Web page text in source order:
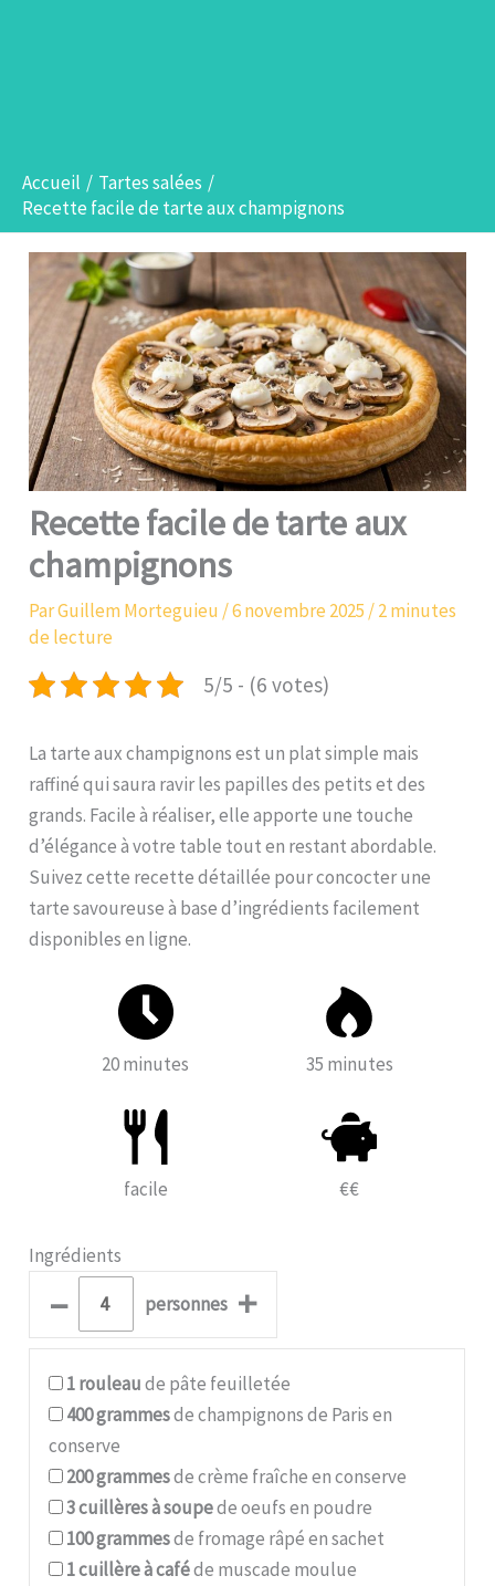
Accueil
Tartes salées
Recette facile de tarte aux champignons
Recette facile de tarte aux
champignons
ParGuillem Morteguieu /6 novembre 2025 /2 minutes
de lecture
5/5 - (6 votes)
La tarte aux champignons est un plat simple mais
raffiné qui saura ravir les papilles des petits et des
grands. Facile à réaliser, elle apporte une touche
d’élégance à votre table tout en restant abordable.
Suivez cette recette détaillée pour concocter une
tarte savoureuse à base d’ingrédients facilement
disponibles en ligne.
20 minutes 35 minutes
facile €€
Ingrédients
– personnes +
1rouleaude pâte feuilletée
400grammesde champignons de Paris en
conserve
200grammesde crème fraîche en conserve
3cuillères à soupede oeufs en poudre
100grammesde fromage râpé en sachet
1cuillère à caféde muscade moulue